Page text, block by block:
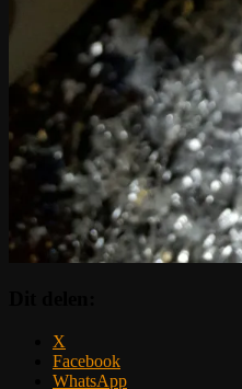
X
Facebook
WhatsApp